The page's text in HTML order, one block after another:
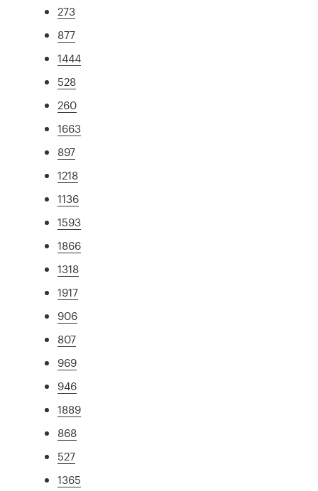
273
877
1444
528
260
1663
897
1218
1136
1593
1866
1318
1917
906
807
969
946
1889
868
527
1365